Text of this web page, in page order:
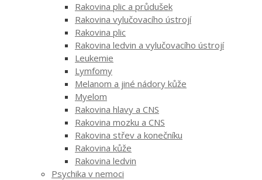
Rakovina plic a průdušek
Rakovina vylučovacího ústrojí
Rakovina plic
Rakovina ledvin a vylučovacího ústrojí
Leukemie
Lymfomy
Melanom a jiné nádory kůže
Myelom
Rakovina hlavy a CNS
Rakovina mozku a CNS
Rakovina střev a konečníku
Rakovina kůže
Rakovina ledvin
Psychika v nemoci